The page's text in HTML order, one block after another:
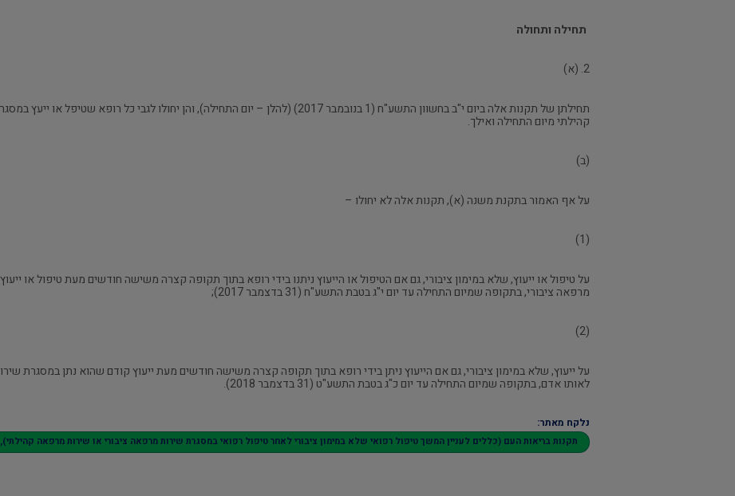
תחילה ותחולה
2. (א)
תחילתן של תקנות אלה ביום י"ב בחשוון התשע"ח (1 בנובמבר 2017) (להלן – יום התחילה), והן יחולו לגבי
קהילתי מיום התחילה ואילך.
(ב)
על אף האמור בתקנת משנה (א), תקנות אלה לא יחולו –
(1)
על טיפול או ייעוץ, שלא במימון ציבורי, גם אם הטיפול או הייעוץ ניתנו בידי רופא בתוך תקופה קצרה משישה חודשים מעת טיפול או
מרפאה ציבורי, בתקופה שמיום התחילה עד יום י"ג בטבת התשע"ח (31 בדצמבר 2017);
(2)
על ייעוץ, שלא במימון ציבורי, גם אם הייעוץ ניתן בידי רופא בתוך תקופה קצרה משישה חודשים מעת ייעוץ קודם שהוא נתן במסגרת
לאותו אדם, בתקופה שמיום התחילה עד יום כ"ג בטבת התשע"ט (31 בדצמבר 2018).
נלקח מאתר:
תקנות בריאות העם (כללים לעניין המשך טיפול רפואי שלא במימון ציבורי לאחר טיפול רפואי במסגרת שירות מרפאה ציבורי או שירות מרפאה קהילתי),